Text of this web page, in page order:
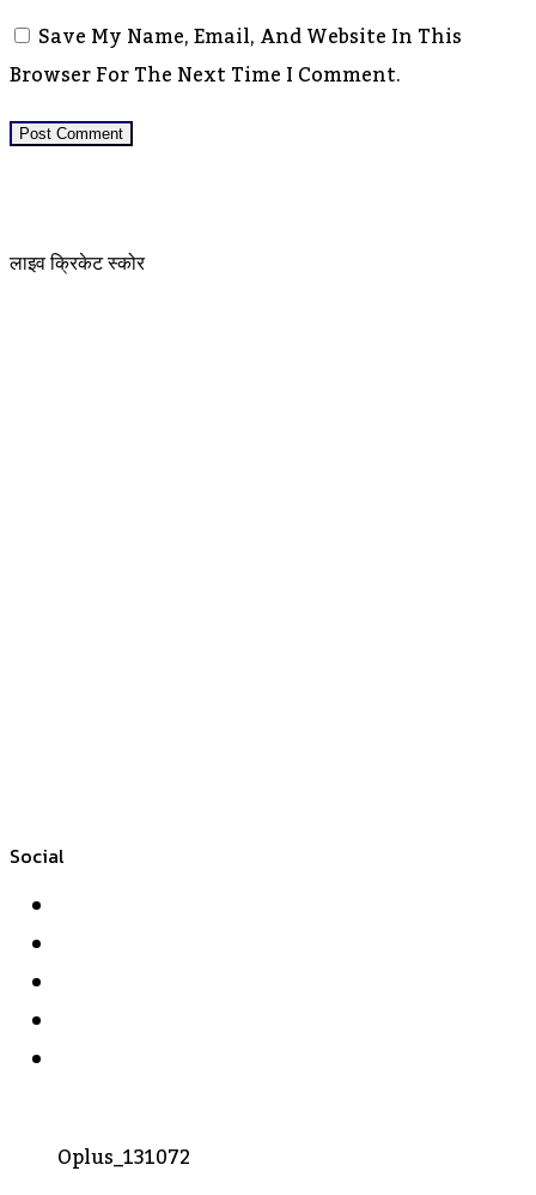
Save My Name, Email, And Website In This
Browser For The Next Time I Comment.
लाइव क्रिकेट स्कोर
Social
Oplus_131072